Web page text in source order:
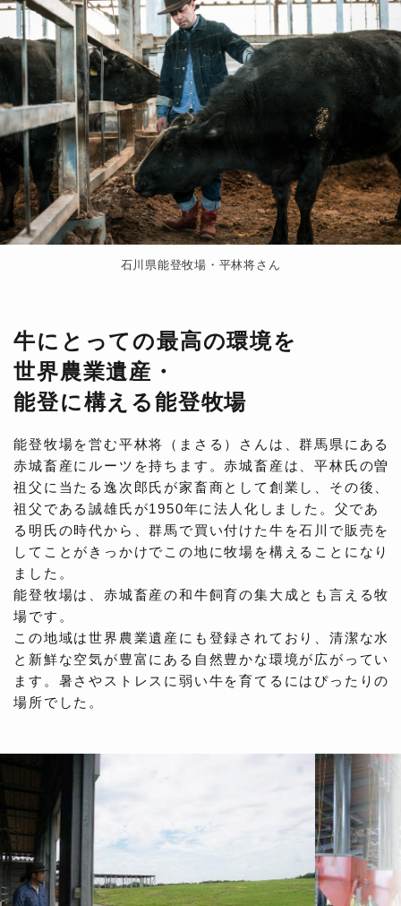
石川県能登牧場・平林将さん
牛にとっての最高の環境を
世界農業遺産・
能登に構える能登牧場
能登牧場を営む平林将（まさる）さんは、群馬県にある
赤城畜産にルーツを持ちます。赤城畜産は、平林氏の曽
祖父に当たる逸次郎氏が家畜商として創業し、その後、
祖父である誠雄氏が1950年に法人化しました。父であ
る明氏の時代から、群馬で買い付けた牛を石川で販売を
してことがきっかけでこの地に牧場を構えることになり
ました。
能登牧場は、赤城畜産の和牛飼育の集大成とも言える牧
場です。
この地域は世界農業遺産にも登録されており、清潔な水
と新鮮な空気が豊富にある自然豊かな環境が広がってい
ます。暑さやストレスに弱い牛を育てるにはぴったりの
場所でした。